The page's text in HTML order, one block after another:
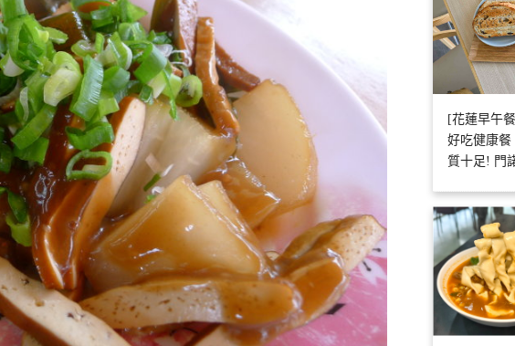
[花蓮早午
好吃健康餐
質十足! 門